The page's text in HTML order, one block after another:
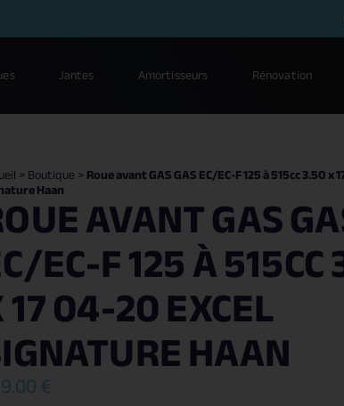
Jantes Amortisseurs Rénovation
>Boutique>Roue avant GAS GAS EC/EC-F 125 à 515cc 3.50 x
Haan AVANT GAS
EC-F 125 À
04-20 EXCEL
HAAN
€